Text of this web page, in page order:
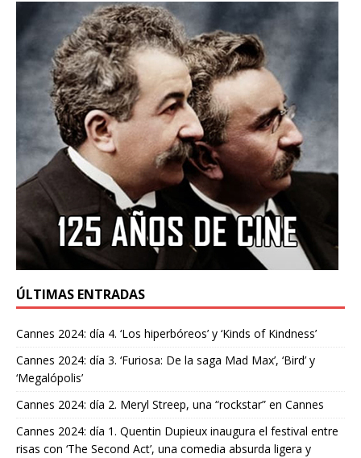
ÚLTIMAS ENTRADAS
Cannes 2024: día 4. ‘Los hiperbóreos’ y ‘Kinds of Kindness’
Cannes 2024: día 3. ‘Furiosa: De la saga Mad Max’, ‘Bird’ y
‘Megalópolis’
Cannes 2024: día 2. Meryl Streep, una “rockstar” en Cannes
Cannes 2024: día 1. Quentin Dupieux inaugura el festival entre
risas con ‘The Second Act’, una comedia absurda ligera y